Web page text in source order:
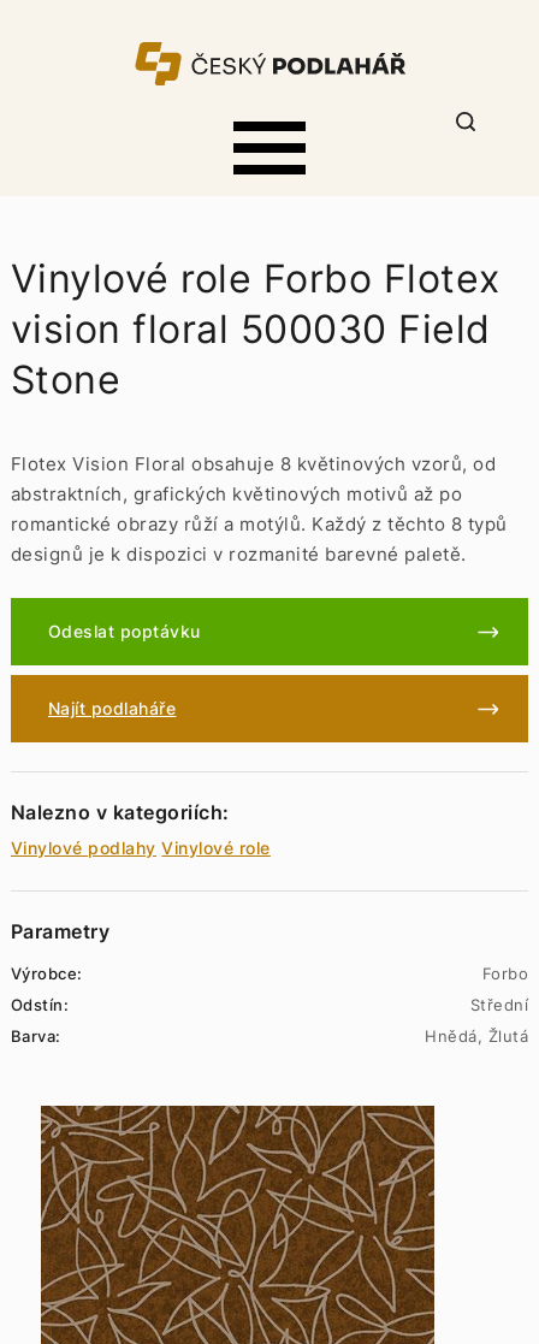
Vinylové role Forbo Flotex
vision floral 500030 Field
Stone
Flotex Vision Floral obsahuje 8 květinových vzorů, od
abstraktních, grafických květinových motivů až po
romantické obrazy růží a motýlů. Každý z těchto 8 typů
designů je k dispozici v rozmanité barevné paletě.
Odeslat poptávku
Najít podlaháře
Nalezno v kategoriích:
Vinylové podlahy Vinylové role
Parametry
Výrobce:
Forbo
Odstín:
Střední
Barva:
Hnědá, Žlutá